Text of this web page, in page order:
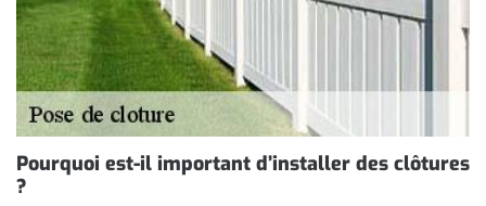
Pourquoi est-il important d’installer des clôtures
?